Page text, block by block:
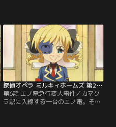
う。何とか遅刻をなくそうと考えた
4人は、寝相の悪さが遅刻の原因だ
と考え、寝相を良くしようとあれこ
れ試すことに。だが、やはりうまく
いかず、やがてネロとコーデリアの
口喧嘩になってしまう。
探偵オペラ ミルキィホームズ 第2幕 第06話
第6話 エノ電急行変人事件／カマク
ラ駅に入線する一台のエノ電。その